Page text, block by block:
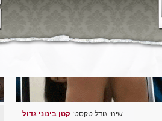
שינוי גודל טקסט: קטן בינוני גדול